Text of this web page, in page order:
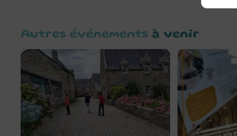
Autres événements à venir